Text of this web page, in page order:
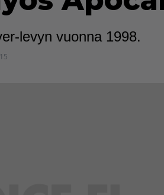
levyn vuonna 1998.